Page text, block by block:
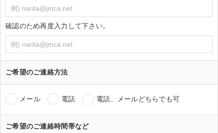
確認のため再度入力して下さい。
ご希望のご連絡方法
メール 電話 電話、メールどちらでも可
ご希望のご連絡時間帯など